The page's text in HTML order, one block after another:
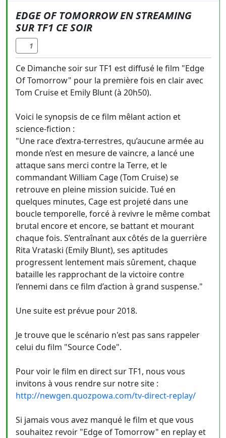
EDGE OF TOMORROW EN STREAMING
SUR TF1 CE SOIR
1
Ce Dimanche soir sur TF1 est diffusé le film "Edge
Of Tomorrow" pour la première fois en clair avec
Tom Cruise et Emily Blunt (à 20h50).
Voici le synopsis de ce film mêlant action et
science-fiction :
"Une race d’extra-terrestres, qu’aucune armée au
monde n’est en mesure de vaincre, a lancé une
attaque sans merci contre la Terre, et le
commandant William Cage (Tom Cruise) se
retrouve en pleine mission suicide. Tué en
quelques minutes, Cage est projeté dans une
boucle temporelle, forcé à revivre le même combat
brutal encore et encore, se battant et mourant
chaque fois. S’entraînant aux côtés de la guerrière
Rita Vrataski (Emily Blunt), ses aptitudes
progressent lentement mais sûrement, chaque
bataille les rapprochant de la victoire contre
l’ennemi dans ce film d’action à grand suspense."
Une suite est prévue pour 2018.
Je trouve que le scénario n'est pas sans rappeler
celui du film "Source Code".
Pour voir le film en direct sur TF1, nous vous
invitons à vous rendre sur notre site :
http://newgen.quozpowa.com/tv-direct-replay/
Si jamais vous avez manqué le film et que vous
souhaitez revoir "Edge of Tomorrow" en replay et